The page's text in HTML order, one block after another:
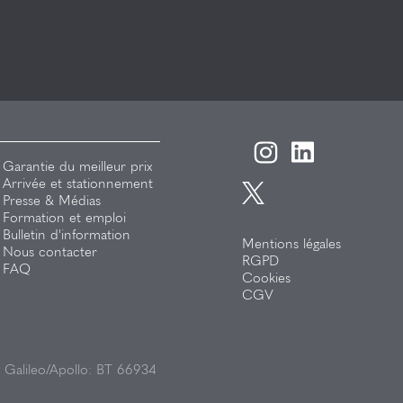
Garantie du meilleur prix
Arrivée et stationnement
Presse & Médias
Formation et emploi
Bulletin d'information
Nous contacter
FAQ
Mentions légales
RGPD
Cookies
CGV
Galileo/Apollo: BT 66934